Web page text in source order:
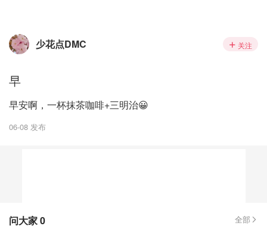
少花点DMC 关注
早
早安啊，一杯抹茶咖啡+三明治😀
06-08 发布
问大家0 全部